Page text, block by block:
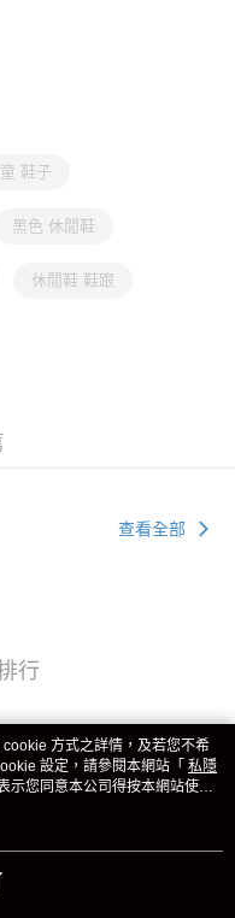
鞋子
黑色 休閒鞋
休閒鞋 鞋跟
查看全部
行
方式之詳情，及若您不希
設定，請參閱本網站「 私隱
示您同意本公司得按本網站使用